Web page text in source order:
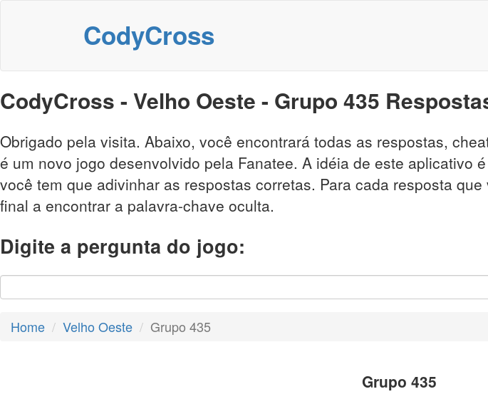
CodyCross
CodyCross - Velho Oeste - Grupo 435
Obrigado pela visita. Abaixo, você encontrará todas as respostas,
é um novo jogo desenvolvido pela Fanatee. A idéia de este
você tem que adivinhar as respostas corretas. Para cada resposta
final a encontrar a palavra-chave oculta.
Digite a pergunta do jogo:
Home Velho Oeste Grupo 435
Grupo 435